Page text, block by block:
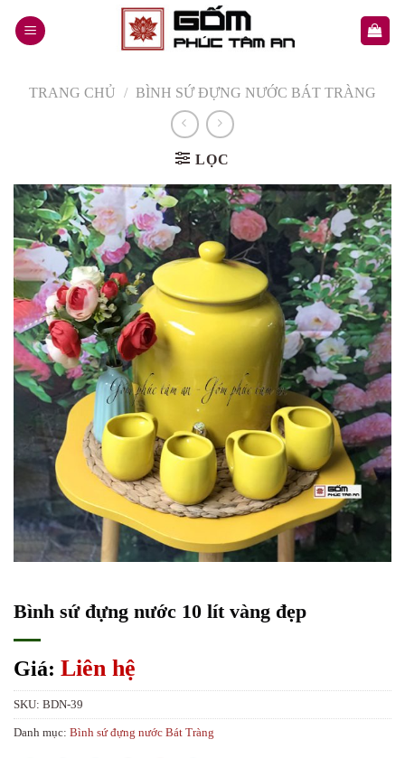
TRANG CHỦ / BÌNH SỨ ĐỰNG NƯỚC BÁT TRÀNG
LỌC
Bình sứ đựng nước 10 lít vàng đẹp
Giá: Liên hệ
SKU: BDN-39
Danh mục: Bình sứ đựng nước Bát Tràng